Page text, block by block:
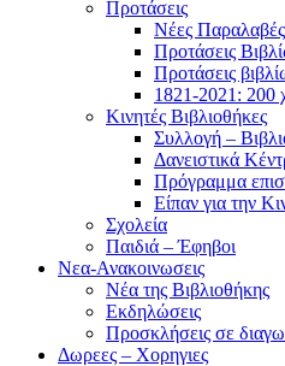
Προτάσεις
Νέες Παραλαβές
Προτάσεις
Προτάσεις
1821-2021: 200
Κινητές Βιβλιοθήκες
Συλλογή –
Δανειστικά
Πρόγραμμα
Είπαν για την
Σχολεία
Παιδιά – Έφηβοι
Νεα-Ανακοινωσεις
Νέα της Βιβλιοθήκης
Εκδηλώσεις
Προσκλήσεις σε
Δωρεες – Χορηγιες